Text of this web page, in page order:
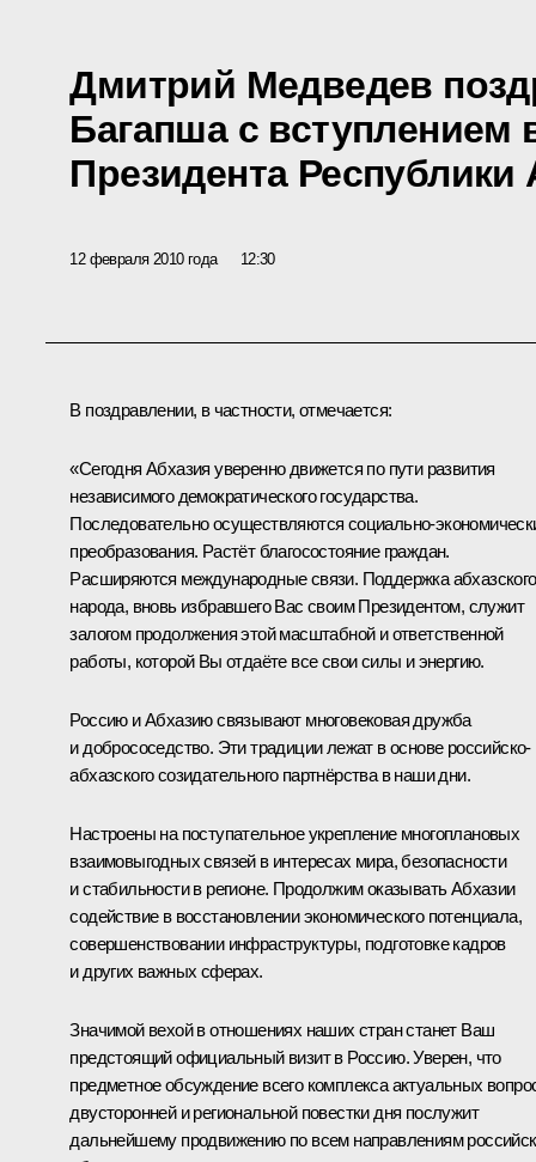
Дмитрий Медведев
Багапша с вступлением
Президента Республики
12 февраля 2010 года 12:30
В поздравлении, в частности, отмечается:
«Сегодня Абхазия уверенно движется по пути развития
независимого демократического государства.
Последовательно осуществляются социально-
преобразования. Растёт благосостояние граждан.
Расширяются международные связи. Поддержка абхазского
народа, вновь избравшего Вас своим Президентом, служит
залогом продолжения этой масштабной и ответственной
работы, которой Вы отдаёте все свои силы и энергию.
Россию и Абхазию связывают многовековая дружба
и добрососедство. Эти традиции лежат в основе российско-
абхазского созидательного партнёрства в наши дни.
Настроены на поступательное укрепление многоплановых
взаимовыгодных связей в интересах мира, безопасности
и стабильности в регионе. Продолжим оказывать Абхазии
содействие в восстановлении экономического потенциала,
совершенствовании инфраструктуры, подготовке кадров
и других важных сферах.
Значимой вехой в отношениях наших стран станет Ваш
предстоящий официальный визит в Россию. Уверен, что
предметное обсуждение всего комплекса актуальных
двусторонней и региональной повестки дня послужит
дальнейшему продвижению по всем направлениям